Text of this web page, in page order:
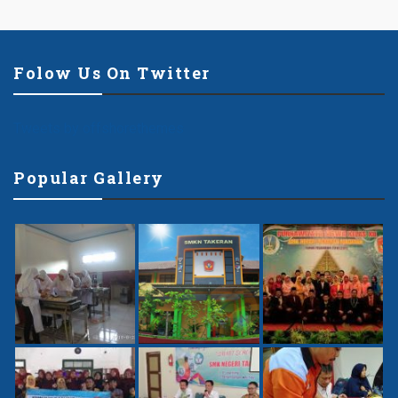
Folow Us On Twitter
Popular Gallery